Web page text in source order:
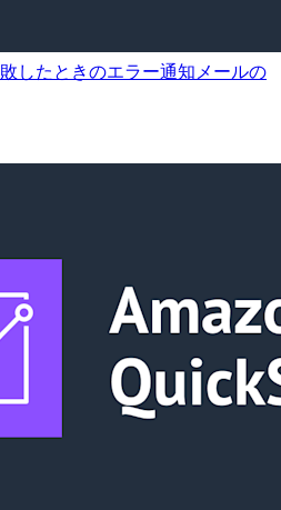
したときのエラー通知メールの